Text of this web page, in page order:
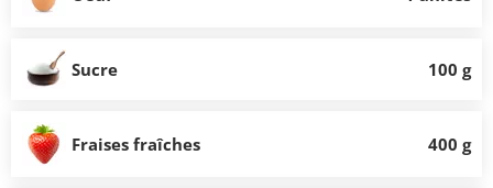
Sucre 100 g
Fraises fraîches 400 g